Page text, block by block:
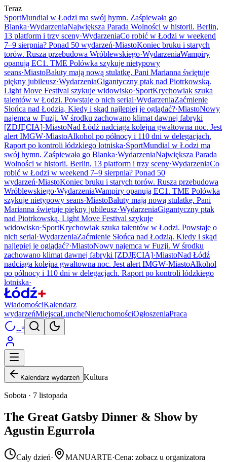
Teraz
SportMundial w Łodzi ma swój hymn. Zaśpiewała go
Blanka·WydarzeniaNajwiększa Parada Wolności w historii. Berlin,
13 platform i trzy sceny·WydarzeniaCo robić w Łodzi w weekend
7–9 sierpnia? Ponad 50 wydarzeń·MiastoKoniec bruku i starych
torów. Rusza przebudowa Wróblewskiego·WydarzeniaWampiry
opanują EC1. TME Polówka szykuje nietypowy
seans·MiastoBałuty mają nową stulatkę. Pani Marianna świętuje
piękny jubileusz·WydarzeniaGigantyczny ptak nad Piotrkowską.
Light Move Festival szykuje widowisko·SportKrychowiak szuka
talentów w Łodzi. Powstaje o nich serial·WydarzeniaZaćmienie
Słońca nad Łodzią. Kiedy i skąd najlepiej je oglądać?·MiastoNowy
najemca w Fuzji. W środku zachowano klimat dawnej fabryki
[ZDJĘCIA]·MiastoNad Łódź nadciąga kolejna gwałtowna noc. Jest
alert IMGW·MiastoAlkohol po północy i 110 dni w delegacjach.
Raport po kontroli łódzkiego lotniska·SportMundial w Łodzi ma
swój hymn. Zaśpiewała go Blanka·WydarzeniaNajwiększa Parada
Wolności w historii. Berlin, 13 platform i trzy sceny·WydarzeniaCo
robić w Łodzi w weekend 7–9 sierpnia? Ponad 50
wydarzeń·MiastoKoniec bruku i starych torów. Rusza przebudowa
Wróblewskiego·WydarzeniaWampiry opanują EC1. TME Polówka
szykuje nietypowy seans·MiastoBałuty mają nową stulatkę. Pani
Marianna świętuje piękny jubileusz·WydarzeniaGigantyczny ptak
nad Piotrkowską. Light Move Festival szykuje
widowisko·SportKrychowiak szuka talentów w Łodzi. Powstaje o
nich serial·WydarzeniaZaćmienie Słońca nad Łodzią. Kiedy i skąd
najlepiej je oglądać?·MiastoNowy najemca w Fuzji. W środku
zachowano klimat dawnej fabryki [ZDJĘCIA]·MiastoNad Łódź
nadciąga kolejna gwałtowna noc. Jest alert IMGW·MiastoAlkohol
po północy i 110 dni w delegacjach. Raport po kontroli łódzkiego
lotniska·
WiadomościKalendarz
wydarzeńMiejscaLuncheNieruchomościOgłoszeniaPraca
--°
Kalendarz wydarzeń Kultura
Sobota · 7 listopada
The Great Gatsby Dinner & Show by
Agustin Egurrola
Cały dzień· MANUARTE·Cena: zobacz u organizatora